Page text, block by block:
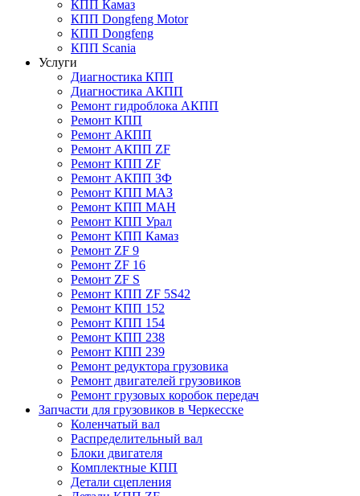
КПП Камаз
КПП Dongfeng Motor
КПП Dongfeng
КПП Scania
Услуги
Диагностика КПП
Диагностика АКПП
Ремонт гидроблока АКПП
Ремонт КПП
Ремонт АКПП
Ремонт АКПП ZF
Ремонт КПП ZF
Ремонт АКПП ЗФ
Ремонт КПП МАЗ
Ремонт КПП МАН
Ремонт КПП Урал
Ремонт КПП Камаз
Ремонт ZF 9
Ремонт ZF 16
Ремонт ZF S
Ремонт КПП ZF 5S42
Ремонт КПП 152
Ремонт КПП 154
Ремонт КПП 238
Ремонт КПП 239
Ремонт редуктора грузовика
Ремонт двигателей грузовиков
Ремонт грузовых коробок передач
Запчасти для грузовиков в Черкесске
Коленчатый вал
Распределительный вал
Блоки двигателя
Комплектные КПП
Детали сцепления